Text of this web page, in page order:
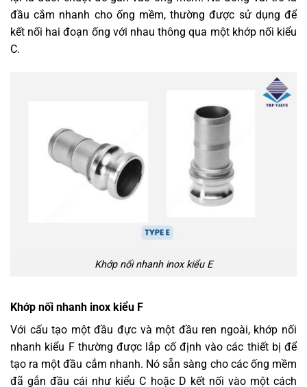
đầu cắm nhanh cho ống mềm, thường được sử dụng để
kết nối hai đoạn ống với nhau thông qua một khớp nối kiểu
C.
Khớp nối nhanh inox kiểu E
Khớp nối nhanh inox kiểu F
Với cấu tạo một đầu đực và một đầu ren ngoài, khớp nối
nhanh kiểu F thường được lắp cố định vào các thiết bị để
tạo ra một đầu cắm nhanh. Nó sẵn sàng cho các ống mềm
đã gắn đầu cái như kiểu C hoặc D kết nối vào một cách